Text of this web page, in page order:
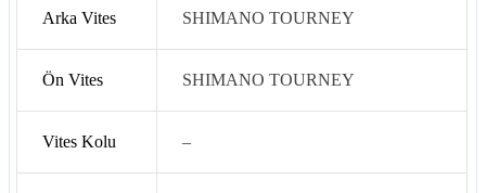
Arka Vites SHIMANO TOURNEY
Ön Vites SHIMANO TOURNEY
Vites Kolu –